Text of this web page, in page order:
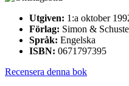
Utgiven: 1:a oktober
Förlag: Simon &
Språk: Engelska
ISBN: 0671797395
Recensera denna bok